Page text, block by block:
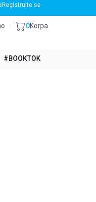
3500 RSD
Registrujte se
Korpa
0
#BOOKTOK